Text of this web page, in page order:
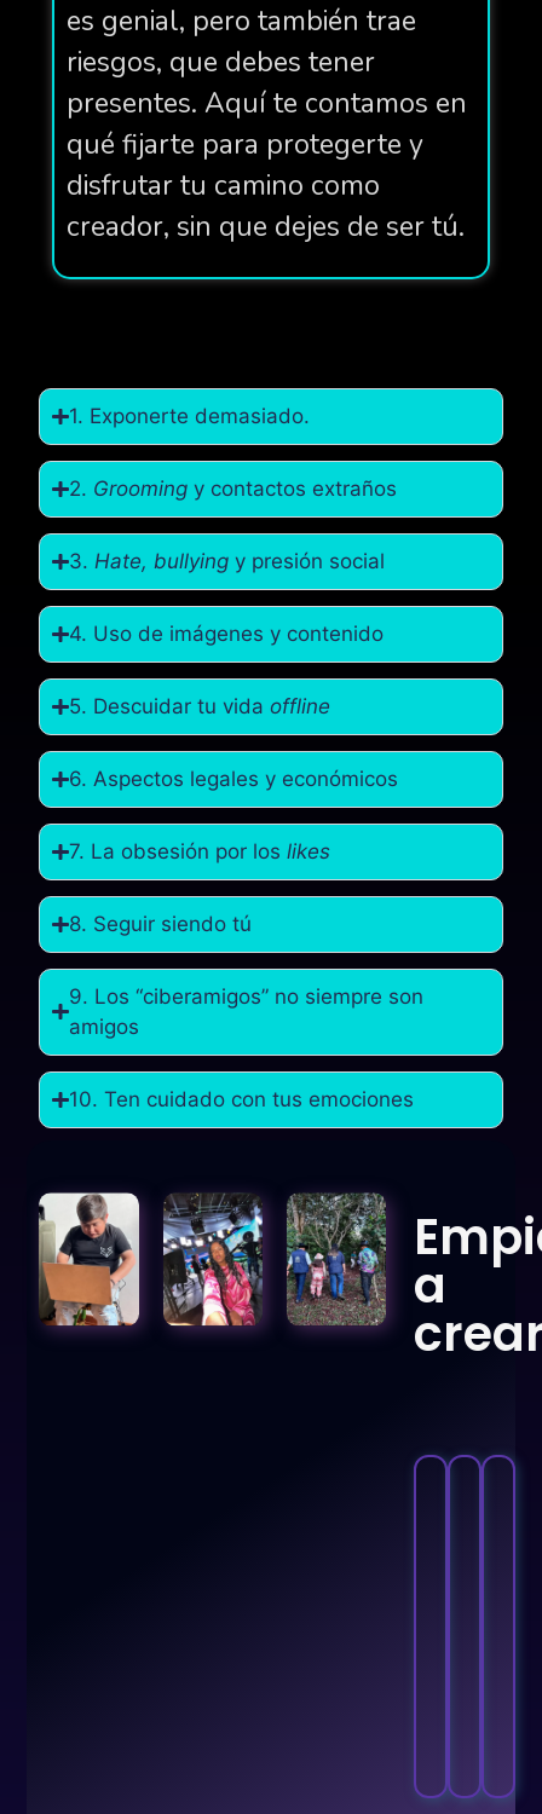
es genial, pero también trae
riesgos, que debes tener
presentes. Aquí te contamos en
qué fijarte para protegerte y
disfrutar tu camino como
creador, sin que dejes de ser tú.
1. Exponerte demasiado.
2. Groomingy contactos extraños
3. Hate, bullying y presión social
4. Uso de imágenes y contenido
5. Descuidar tu vida offline
6. Aspectos legales y económicos
7. La obsesión por los likes
8. Seguir siendo tú
9. Los “ciberamigos” no siempre son
amigos
10. Ten cuidado con tus emociones
a